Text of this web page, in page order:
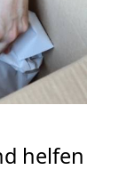
helfen